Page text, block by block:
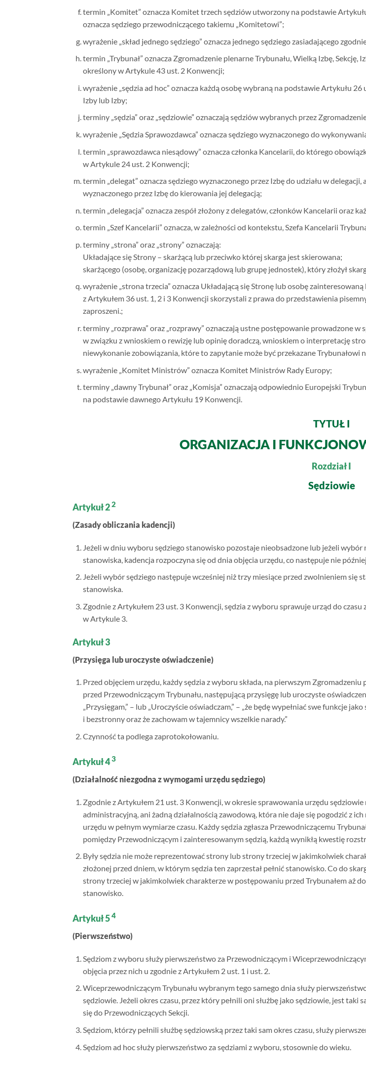
termin „Komitet” oznacza Komitet trzech sędziów utworzony na podstawie
oznacza sędziego przewodniczącego takiemu „Komitetowi”;
wyrażenie „skład jednego sędziego” oznacza jednego sędziego zasiadającego
termin „Trybunał” oznacza Zgromadzenie plenarne Trybunału, Wielką Izbę, Sekcję,
określony w Artykule 43 ust. 2 Konwencji;
wyrażenie „sędzia ad hoc” oznacza każdą osobę wybraną na podstawie Artykułu
Izby lub Izby;
terminy „sędzia” oraz „sędziowie” oznaczają sędziów wybranych przez
wyrażenie „Sędzia Sprawozdawca” oznacza sędziego wyznaczonego do
termin „sprawozdawca niesądowy” oznacza członka Kancelarii, do którego
w Artykule 24 ust. 2 Konwencji;
termin „delegat” oznacza sędziego wyznaczonego przez Izbę do udziału w
wyznaczonego przez Izbę do kierowania jej delegacją;
termin „delegacja” oznacza zespół złożony z delegatów, członków Kancelarii oraz
termin „Szef Kancelarii” oznacza, w zależności od kontekstu, Szefa Kancelarii
terminy „strona” oraz „strony” oznaczają:
Układające się Strony – skarżącą lub przeciwko której skarga jest skierowana;
skarżącego (osobę, organizację pozarządową lub grupę jednostek), który złożył
wyrażenie „strona trzecia” oznacza Układającą się Stronę lub osobę
z Artykułem 36 ust. 1, 2 i 3 Konwencji skorzystali z prawa do przedstawienia
zaproszeni.;
terminy „rozprawa” oraz „rozprawy” oznaczają ustne postępowanie prowadzone
w związku z wnioskiem o rewizję lub opinię doradczą, wnioskiem o interpretację
niewykonanie zobowiązania, które to zapytanie może być przekazane Trybunałowi
wyrażenie „Komitet Ministrów” oznacza Komitet Ministrów Rady Europy;
terminy „dawny Trybunał” oraz „Komisja” oznaczają odpowiednio Europejski
na podstawie dawnego Artykułu 19 Konwencji.
TYTUŁ I
ORGANIZACJA I
Rozdział I
Sędziowie
Artykuł 22
(Zasady obliczania kadencji)
Jeżeli w dniu wyboru sędziego stanowisko pozostaje nieobsadzone lub jeżeli
stanowiska, kadencja rozpoczyna się od dnia objęcia urzędu, co następuje nie
Jeżeli wybór sędziego następuje wcześniej niż trzy miesiące przed zwolnieniem się
stanowiska.
Zgodnie z Artykułem 23 ust. 3 Konwencji, sędzia z wyboru sprawuje urząd do
w Artykule 3.
Artykuł 3
(Przysięga lub uroczyste oświadczenie)
Przed objęciem urzędu, każdy sędzia z wyboru składa, na pierwszym
przed Przewodniczącym Trybunału, następującą przysięgę lub uroczyste
„Przysięgam,” – lub „Uroczyście oświadczam,” – „że będę wypełniać swe funkcje
i bezstronny oraz że zachowam w tajemnicy wszelkie narady.”
Czynność ta podlega zaprotokołowaniu.
Artykuł 43
(Działalność niezgodna z wymogami urzędu sędziego)
Zgodnie z Artykułem 21 ust. 3 Konwencji, w okresie sprawowania urzędu
administracyjną, ani żadną działalnością zawodową, która nie daje się pogodzić z
urzędu w pełnym wymiarze czasu. Każdy sędzia zgłasza Przewodniczącemu
pomiędzy Przewodniczącym i zainteresowanym sędzią, każdą wynikłą kwestię
Były sędzia nie może reprezentować strony lub strony trzeciej w jakimkolwiek
złożonej przed dniem, w którym sędzia ten zaprzestał pełnić stanowisko. Co do
strony trzeciej w jakimkolwiek charakterze w postępowaniu przed Trybunałem aż
stanowisko.
Artykuł 54
(Pierwszeństwo)
Sędziom z wyboru służy pierwszeństwo za Przewodniczącym i
objęcia przez nich u zgodnie z Artykułem 2 ust. 1 i ust. 2.
Wiceprzewodniczącym Trybunału wybranym tego samego dnia służy
sędziowie. Jeżeli okres czasu, przez który pełnili oni służbę jako sędziowie, jest
się do Przewodniczących Sekcji.
Sędziom, którzy pełnili służbę sędziowską przez taki sam okres czasu, służy
Sędziom ad hoc służy pierwszeństwo za sędziami z wyboru, stosownie do wieku.